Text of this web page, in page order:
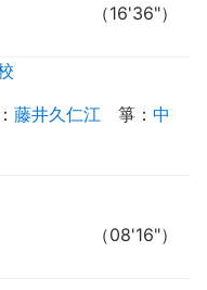
（16'36"）
： 藤井久仁江 箏 ： 中
（08'16"）